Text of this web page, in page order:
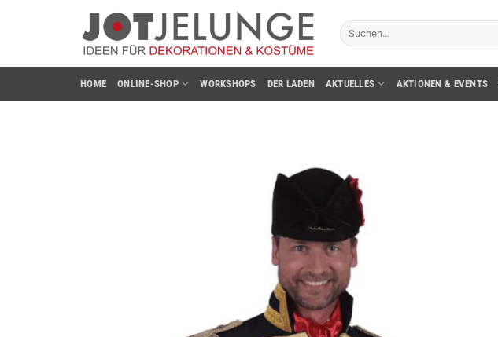
Suchen
nach:
HOME ONLINE-SHOP WORKSHOPS DER LADEN AKTUELLES AKTIONEN & EVENTS